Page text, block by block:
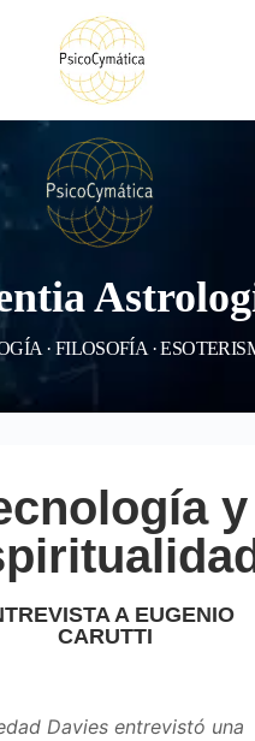
· FILOSOFÍA ·
y
A EUGENIO
CARUTTI
Davies entrevistó una